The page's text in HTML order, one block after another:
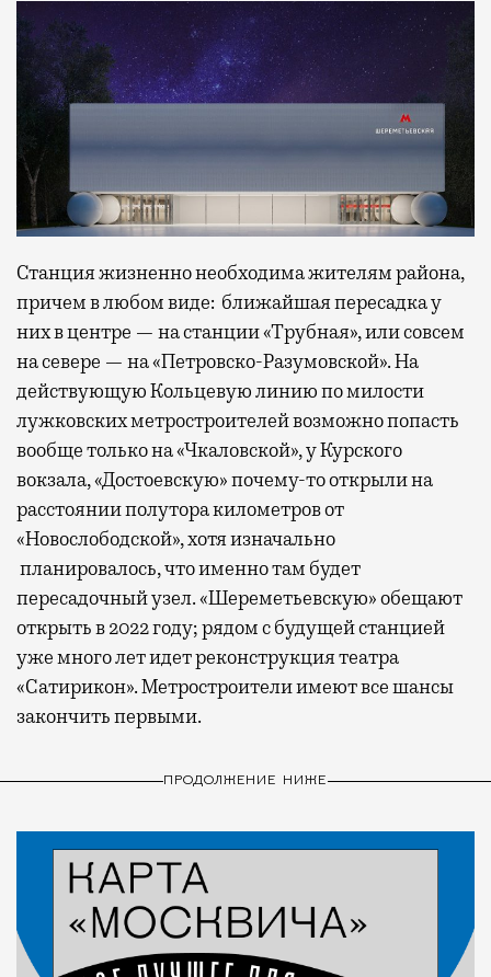
Станция жизненно необходима жителям района,
причем в любом виде: ближайшая пересадка у
них в центре — на станции «Трубная», или совсем
на севере — на «Петровско-Разумовской». На
действующую Кольцевую линию по милости
лужковских метростроителей возможно попасть
вообще только на «Чкаловской», у Курского
вокзала, «Достоевскую» почему-то открыли на
расстоянии полутора километров от
«Новослободской», хотя изначально
планировалось, что именно там будет
пересадочный узел. «Шереметьевскую» обещают
открыть в 2022 году; рядом с будущей станцией
уже много лет идет реконструкция театра
«Сатирикон». Метростроители имеют все шансы
закончить первыми.
ПРОДОЛЖЕНИЕ НИЖЕ